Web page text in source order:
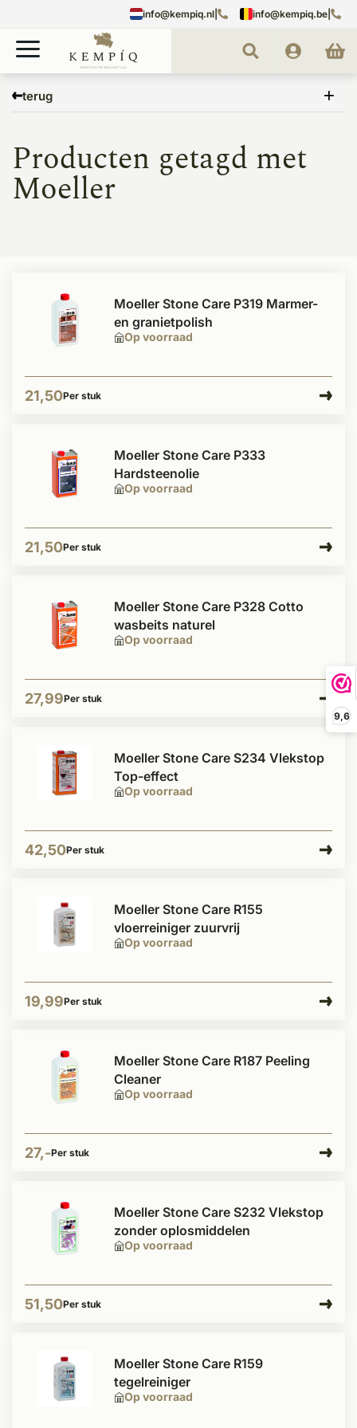
9,6
info@kempiq.nl info@kempiq.be
terug
Moeller
Producten getagd met
Moeller
Op voorraad
Moeller Stone Care P319 Marmer-
en granietpolish
21,50Per stuk
Op voorraad
Moeller Stone Care P333
Hardsteenolie
21,50Per stuk
Op voorraad
Moeller Stone Care P328 Cotto
wasbeits naturel
27,99Per stuk
Op voorraad
Moeller Stone Care S234 Vlekstop
Top-effect
42,50Per stuk
Op voorraad
Moeller Stone Care R155
vloerreiniger zuurvrij
19,99Per stuk
Op voorraad
Moeller Stone Care R187 Peeling
Cleaner
27,-Per stuk
Op voorraad
Moeller Stone Care S232 Vlekstop
zonder oplosmiddelen
51,50Per stuk
Op voorraad
Moeller Stone Care R159
tegelreiniger